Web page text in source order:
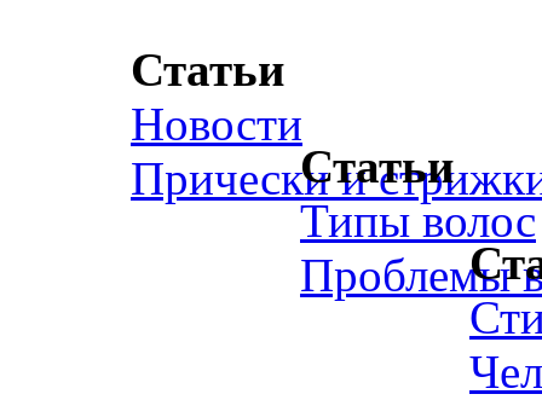
Статьи
Новости
Прически иСтатьи
Типы волос
Проблемы